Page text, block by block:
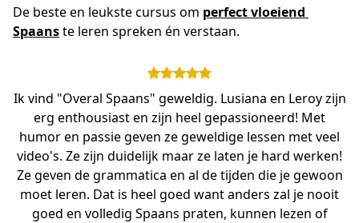
De beste en leukste cursus om perfect vloeiend
Spaans te leren spreken én verstaan.
Ik vind "Overal Spaans" geweldig. Lusiana en Leroy zijn
erg enthousiast en zijn heel gepassioneerd! Met
humor en passie geven ze geweldige lessen met veel
video's. Ze zijn duidelijk maar ze laten je hard werken!
Ze geven de grammatica en al de tijden die je gewoon
moet leren. Dat is heel goed want anders zal je nooit
goed en volledig Spaans praten, kunnen lezen of